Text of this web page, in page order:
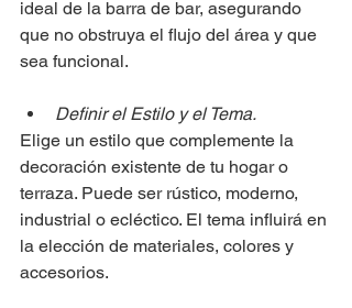
ideal de la barra de bar, asegurando
que no obstruya el flujo del área y que
sea funcional.
Definir el Estilo y el Tema.
Elige un estilo que complemente la
decoración existente de tu hogar o
terraza. Puede ser rústico, moderno,
industrial o ecléctico. El tema influirá en
la elección de materiales, colores y
accesorios.